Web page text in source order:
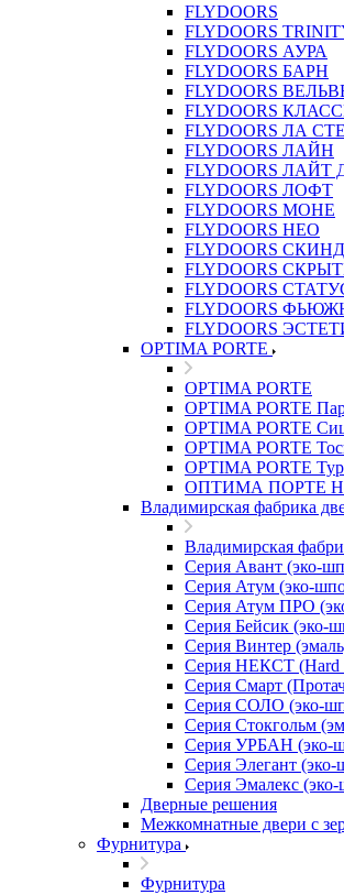
FLYDOORS
FLYDOORS
FLYDOORS АУРА
FLYDOORS БАРН
FLYDOORS
FLYDOORS
FLYDOORS ЛА
FLYDOORS ЛАЙН
FLYDOORS ЛАЙТ
FLYDOORS ЛОФТ
FLYDOORS МОНЕ
FLYDOORS НЕО
FLYDOORS
FLYDOORS
FLYDOORS
FLYDOORS
FLYDOORS
OPTIMA PORTE
OPTIMA PORTE
OPTIMA PORTE
OPTIMA PORTE
OPTIMA PORTE
OPTIMA PORTE
ОПТИМА ПОРТЕ
Владимирская фабрика
Владимирская
Серия Авант (эко-
Серия Атум (эко-
Серия Атум ПРО
Серия Бейсик (эко-
Серия Винтер
Серия НЕКСТ (Hard
Серия Смарт
Серия СОЛО (эко-
Серия Стокгольм
Серия УРБАН (эко-
Серия Элегант
Серия Эмалекс
Дверные решения
Межкомнатные двери c
Фурнитура
Фурнитура